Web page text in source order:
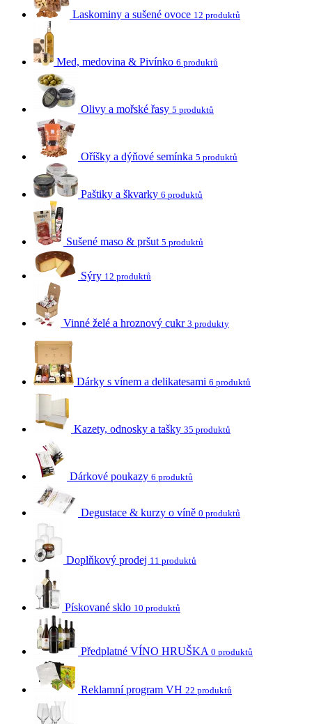
Laskominy a sušené ovoce 12 produktů
Med, medovina & Pivínko 6 produktů
Olivy a mořské řasy 5 produktů
Oříšky a dýňové semínka 5 produktů
Paštiky a škvarky 6 produktů
Sušené maso & pršut 5 produktů
Sýry 12 produktů
Vinné želé a hroznový cukr 3 produkty
Dárky s vínem a delikatesami 6 produktů
Kazety, odnosky a tašky 35 produktů
Dárkové poukazy 6 produktů
Degustace & kurzy o víně 0 produktů
Doplňkový prodej 11 produktů
Pískované sklo 10 produktů
Předplatné VÍNO HRUŠKA 0 produktů
Reklamní program VH 22 produktů